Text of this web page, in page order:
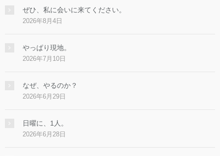
ぜひ、私に会いに来てください。
2026年8月4日
やっぱり現地。
2026年7月10日
なぜ、やるのか？
2026年6月29日
日曜に、1人。
2026年6月28日